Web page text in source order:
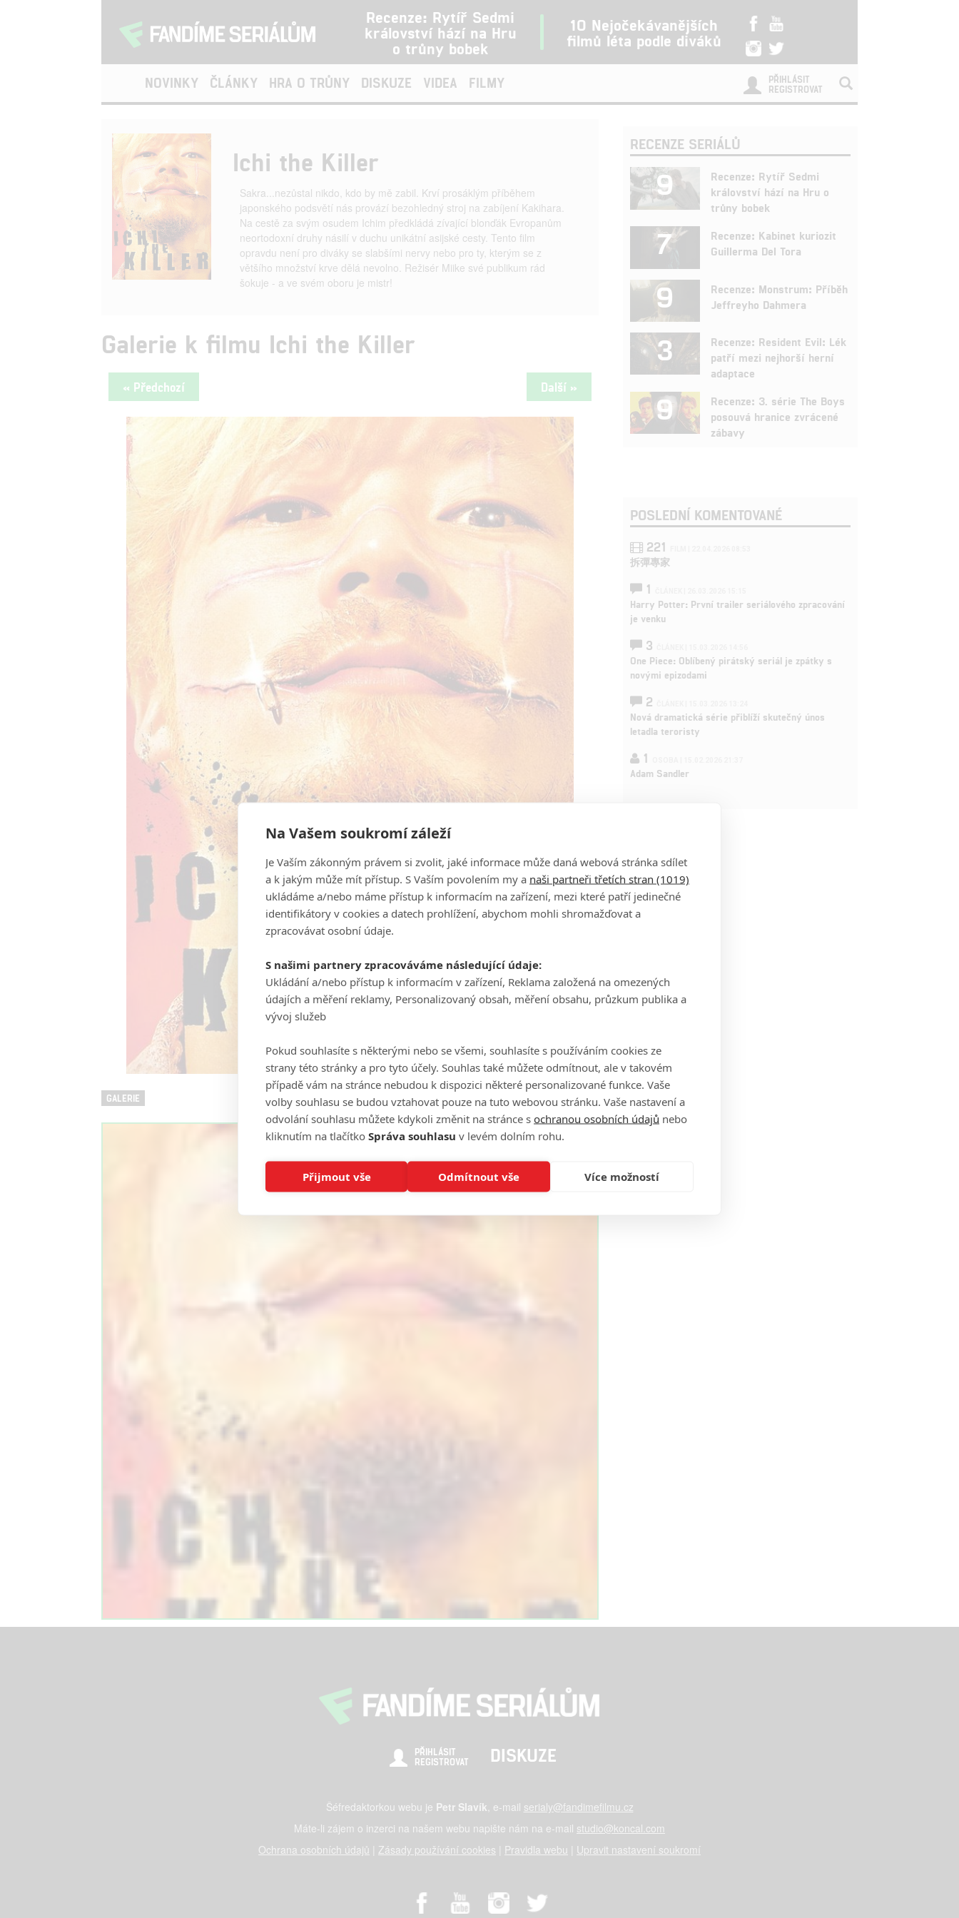
Recenze: Rytíř Sedmi
království hází na Hru
o trůny bobek
10 Nejočekávanějších
filmů léta podle diváků
NOVINKY ČLÁNKY HRA O TRŮNY DISKUZE VIDEA FILMY
PŘIHLÁSIT
REGISTROVAT
Ichi the Killer
Sakra...nezůstal nikdo, kdo by mě zabil. Krví prosáklým příběhem
japonského podsvětí nás provází bezohledný stroj na zabíjení Kakihara.
Na cestě za svým osudem Ichim předkládá zívající blonďák Evropanům
neortodoxní druhy násilí v duchu unikátní asijské cesty. Tento film
opravdu není pro diváky se slabšími nervy nebo pro ty, kterým se z
většího množství krve dělá nevolno. Režisér Miike své publikum rád
šokuje - a ve svém oboru je mistr!
Galerie k filmu Ichi the Killer
« Předchozí Další »
GALERIE
RECENZE SERIÁLŮ
9
Recenze: Rytíř Sedmi
království hází na Hru o
trůny bobek
7
Recenze: Kabinet kuriozit
Guillerma Del Tora
9
Recenze: Monstrum: Příběh
Jeffreyho Dahmera
3
Recenze: Resident Evil: Lék
patří mezi nejhorší herní
adaptace
9
Recenze: 3. série The Boys
posouvá hranice zvrácené
zábavy
POSLEDNÍ KOMENTOVANÉ
221
拆彈專家
1
Harry Potter: První trailer seriálového zpracování
je venku
3
One Piece: Oblíbený pirátský seriál je zpátky s
novými epizodami
2
Nová dramatická série přiblíží skutečný únos
letadla teroristy
1
Adam Sandler
PŘIHLÁSIT
REGISTROVAT
DISKUZE
Šéfredaktorkou webu je Petr Slavík, e-mail serialy@fandimefilmu.cz
Máte-li zájem o inzerci na našem webu napište nám na e-mail studio@koncal.com
Ochrana osobních údajů
Zásady používání cookies Pravidla webu Upravit nastavení soukromí
Na Vašem soukromí záleží
Je Vaším zákonným právem si zvolit, jaké informace může daná webová stránka sdílet
a k jakým může mít přístup. S Vaším povolením my a naši partneři třetích stran (1019)
ukládáme a/nebo máme přístup k informacím na zařízení, mezi které patří jedinečné
identifikátory v cookies a datech prohlížení, abychom mohli shromažďovat a
zpracovávat osobní údaje.
S našimi partnery zpracováváme následující údaje:
Ukládání a/nebo přístup k informacím v zařízení, Reklama založená na omezených
údajích a měření reklamy, Personalizovaný obsah, měření obsahu, průzkum publika a
vývoj služeb
Pokud souhlasíte s některými nebo se všemi, souhlasíte s používáním cookies ze
strany této stránky a pro tyto účely. Souhlas také můžete odmítnout, ale v takovém
případě vám na stránce nebudou k dispozici některé personalizované funkce. Vaše
volby souhlasu se budou vztahovat pouze na tuto webovou stránku. Vaše nastavení a
odvolání souhlasu můžete kdykoli změnit na stránce s ochranou osobních údajů nebo
kliknutím na tlačítko Správa souhlasu v levém dolním rohu.
Přijmout vše Odmítnout vše Více možností